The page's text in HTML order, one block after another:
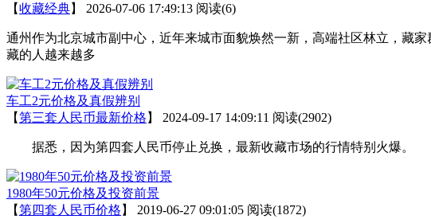
【收藏经典】 2026-07-06 17:49:13 阅读(6)
通州作为北京城市副中心，近年来城市面貌焕然一新，高端社区林立，藏
藏的人越来越多
车工2元价格及真假辨别
【第三套人民币最新价格 】 2024-09-17 14:09:11 阅读(2902)
据悉，因为第四套人民币停止兑换，最新收藏市场的行情特别火爆。
1980年50元价格及投资前景
【第四套人民币价格 】 2019-06-27 09:01:05 阅读(1872)